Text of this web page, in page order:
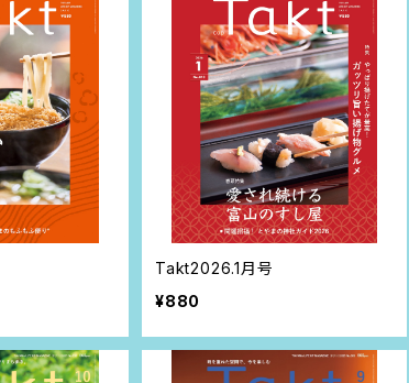
Takt2026.1月号
¥880